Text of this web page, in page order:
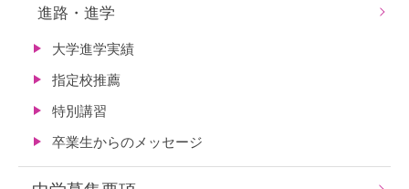
進路・進学
大学進学実績
指定校推薦
特別講習
卒業生からのメッセージ